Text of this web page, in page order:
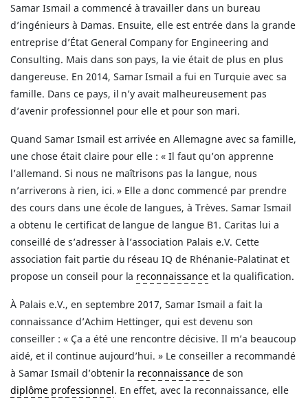
Samar Ismail a commencé à travailler dans un bureau
d’ingénieurs à Damas. Ensuite, elle est entrée dans la grande
entreprise d’État General Company for Engineering and
Consulting. Mais dans son pays, la vie était de plus en plus
dangereuse. En 2014, Samar Ismail a fui en Turquie avec sa
famille. Dans ce pays, il n’y avait malheureusement pas
d’avenir professionnel pour elle et pour son mari.
Quand Samar Ismail est arrivée en Allemagne avec sa famille,
une chose était claire pour elle : « Il faut qu’on apprenne
l’allemand. Si nous ne maîtrisons pas la langue, nous
n’arriverons à rien, ici. » Elle a donc commencé par prendre
des cours dans une école de langues, à Trèves. Samar Ismail
a obtenu le certificat de langue de langue B1. Caritas lui a
conseillé de s’adresser à l’association Palais e.V. Cette
association fait partie du réseau IQ de Rhénanie-Palatinat et
propose un conseil pour la reconnaissance et la qualification.
À Palais e.V., en septembre 2017, Samar Ismail a fait la
connaissance d’Achim Hettinger, qui est devenu son
conseiller : « Ça a été une rencontre décisive. Il m’a beaucoup
aidé, et il continue aujourd’hui. » Le conseiller a recommandé
à Samar Ismail d’obtenir la reconnaissance de son
diplôme professionnel. En effet, avec la reconnaissance, elle